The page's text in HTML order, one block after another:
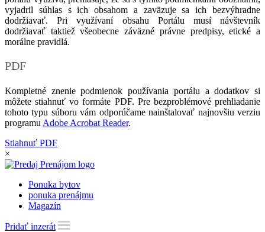
vyjadril súhlas s ich obsahom a zaväzuje sa ich bezvýhradne
dodržiavať. Pri využívaní obsahu Portálu musí návštevník
dodržiavať taktiež všeobecne záväzné právne predpisy, etické a
morálne pravidlá.
PDF
Kompletné znenie podmienok používania portálu a dodatkov si
môžete stiahnuť vo formáte PDF. Pre bezproblémové prehliadanie
tohoto typu súboru vám odporúčame nainštalovať najnovšiu verziu
programu Adobe Acrobat Reader.
Stiahnuť PDF
×
Ponuka bytov
ponuka prenájmu
Magazín
Pridať inzerát